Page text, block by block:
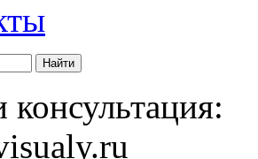
консультация: